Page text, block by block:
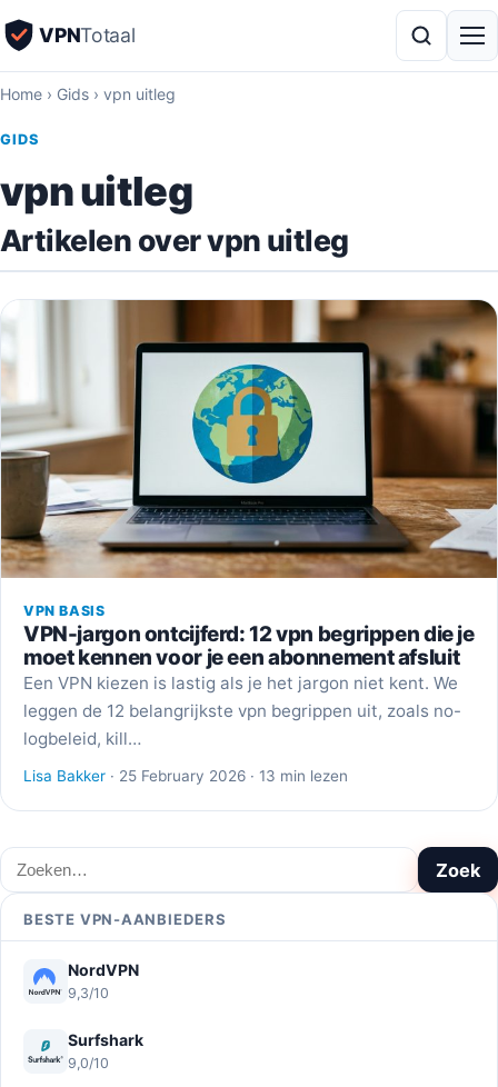
VPNTotaal
Home › Gids › vpn uitleg
GIDS
vpn uitleg
Artikelen over vpn uitleg
VPN BASIS
VPN-jargon ontcijferd: 12 vpn begrippen die je
moet kennen voor je een abonnement afsluit
Een VPN kiezen is lastig als je het jargon niet kent. We
leggen de 12 belangrijkste vpn begrippen uit, zoals no-
logbeleid, kill…
Lisa Bakker · 25 February 2026 · 13 min lezen
Zoeken Zoek
BESTE VPN-AANBIEDERS
NordVPN
9,3/10
Surfshark
9,0/10